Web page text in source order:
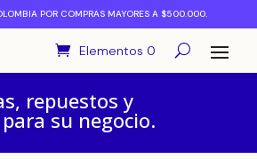
POR COMPRAS MAYORES A $500.000.
Elementos 0
repuestos y
su negocio.